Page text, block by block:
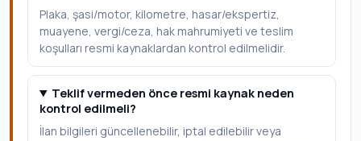
Plaka, şasi/motor, kilometre, hasar/ekspertiz,
muayene, vergi/ceza, hak mahrumiyeti ve teslim
koşulları resmi kaynaklardan kontrol edilmelidir.
Teklif vermeden önce resmi kaynak neden
kontrol edilmeli?
İlan bilgileri güncellenebilir, iptal edilebilir veya